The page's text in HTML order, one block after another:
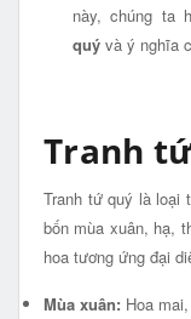
này, chúng ta
quý và ý nghĩa
Tranh
Tranh tứ quý là loại
bốn mùa xuân, hạ,
hoa tương ứng đại
Mùa xuân: Hoa